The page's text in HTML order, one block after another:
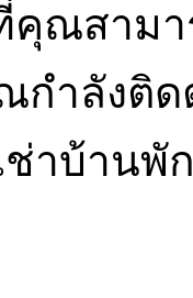
คุณสามา
กำลังติ
ช่าบ้าน